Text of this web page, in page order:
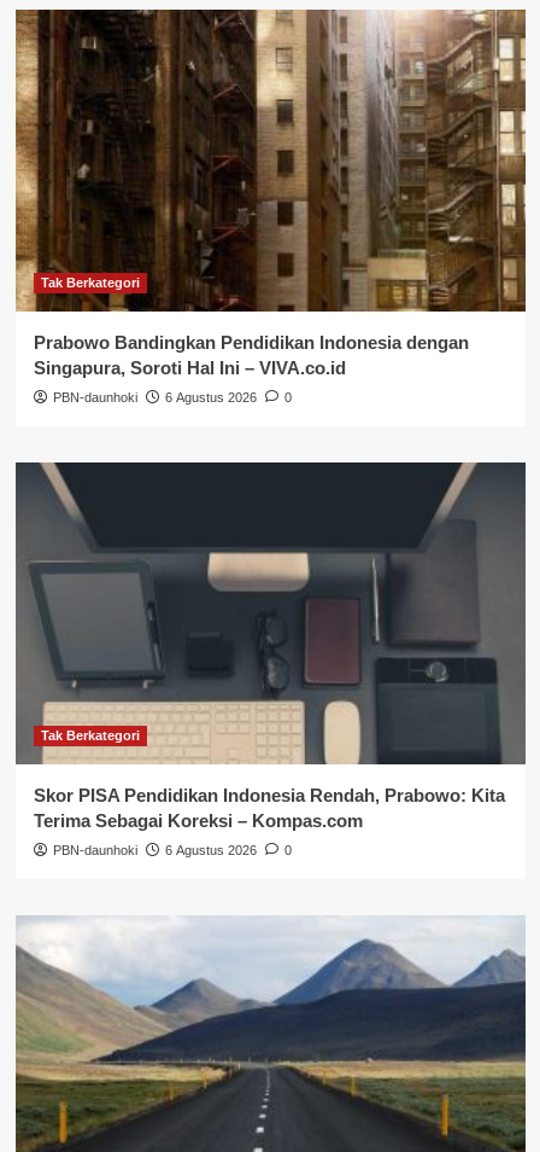
Tak Berkategori
Prabowo Bandingkan Pendidikan Indonesia dengan
Singapura, Soroti Hal Ini – VIVA.co.id
PBN-daunhoki 6 Agustus 2026 0
Tak Berkategori
Skor PISA Pendidikan Indonesia Rendah, Prabowo: Kita
Terima Sebagai Koreksi – Kompas.com
PBN-daunhoki 6 Agustus 2026 0